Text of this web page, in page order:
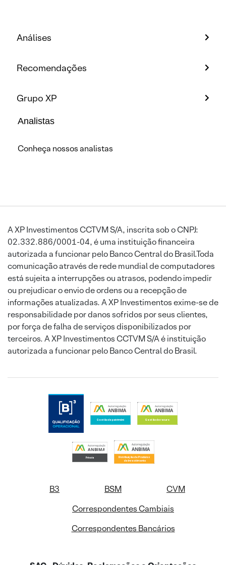
Análises
Recomendações
Grupo XP
Analistas
Conheça nossos analistas
A XP Investimentos CCTVM S/A, inscrita sob o CNPJ:
02.332.886/0001-04, é uma instituição financeira
autorizada a funcionar pelo Banco Central do Brasil.Toda
comunicação através de rede mundial de computadores
está sujeita a interrupções ou atrasos, podendo impedir
ou prejudicar o envio de ordens ou a recepção de
informações atualizadas. A XP Investimentos exime-se de
responsabilidade por danos sofridos por seus clientes,
por força de falha de serviços disponibilizados por
terceiros. A XP Investimentos CCTVM S/A é instituição
autorizada a funcionar pelo Banco Central do Brasil.
B3 BSM
CVM
Correspondentes Cambiais
Correspondentes Bancários